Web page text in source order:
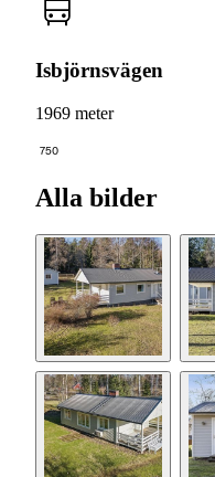
Isbjörnsvägen
1969 meter
750
Alla bilder